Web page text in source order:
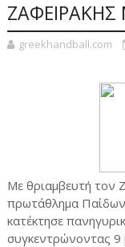
greekhandball.com
Με θριαμβευτή τον
πρωτάθλημα
κατέκτησε
συγκεντρώνοντας 9